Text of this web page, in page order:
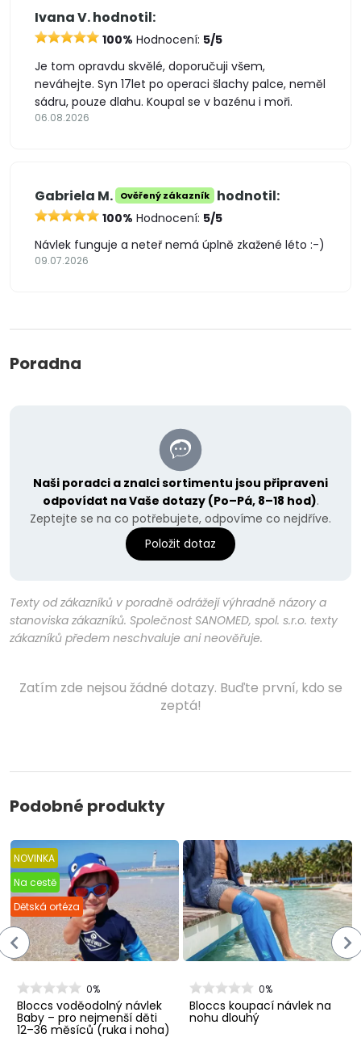
Ivana V. hodnotil:
100% Hodnocení: 5/5
Je tom opravdu skvělé, doporučuji všem,
neváhejte. Syn 17let po operaci šlachy palce, neměl
sádru, pouze dlahu. Koupal se v bazénu i moři.
06.08.2026
Gabriela M. Ověřený zákazník hodnotil:
100% Hodnocení: 5/5
Návlek funguje a neteř nemá úplně zkažené léto :-)
09.07.2026
Poradna
Naši poradci a znalci sortimentu jsou připraveni
odpovídat na Vaše dotazy (Po–Pá, 8–18 hod).
Zeptejte se na co potřebujete, odpovíme co nejdříve.
Položit dotaz
Texty od zákazníků v poradně odrážejí výhradně názory a
stanoviska zákazníků. Společnost SANOMED, spol. s.r.o. texty
zákazníků předem neschvaluje ani neověřuje.
Zatím zde nejsou žádné dotazy. Buďte první, kdo se
zeptá!
Podobné produkty
NOVINKA
Na cestě
Dětská ortéza
0%
Bloccs voděodolný návlek
Baby – pro nejmenší děti
12–36 měsíců (ruka i noha)
0%
Bloccs koupací návlek na
nohu dlouhý